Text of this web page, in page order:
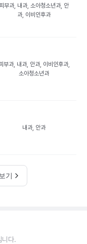
피부과, 내과, 소아청소년과, 안
과, 이비인후과
부과, 내과, 안과, 이비인후과,
소아청소년과
내과, 안과
기
니다.